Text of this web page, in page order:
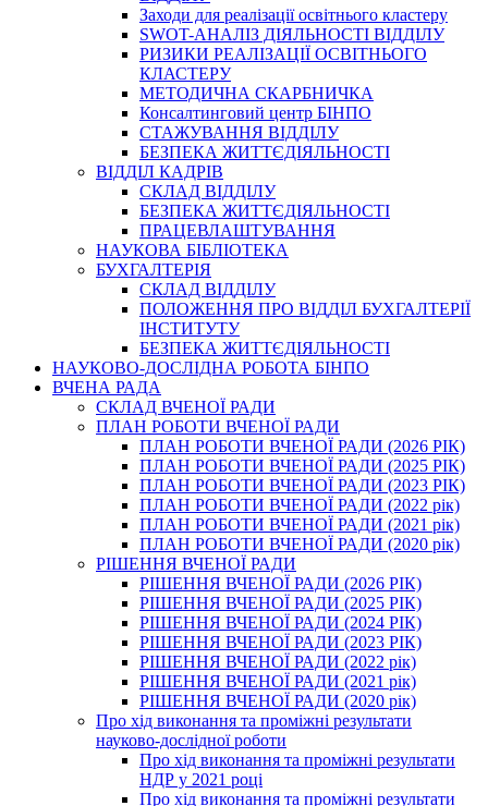
Заходи для реалізації освітнього кластеру
SWOT-АНАЛІЗ ДІЯЛЬНОСТІ ВІДДІЛУ
РИЗИКИ РЕАЛІЗАЦІЇ ОСВІТНЬОГО
КЛАСТЕРУ
МЕТОДИЧНА СКАРБНИЧКА
Консалтинговий центр БІНПО
СТАЖУВАННЯ ВІДДІЛУ
БЕЗПЕКА ЖИТТЄДІЯЛЬНОСТІ
ВІДДІЛ КАДРІВ
СКЛАД ВІДДІЛУ
БЕЗПЕКА ЖИТТЄДІЯЛЬНОСТІ
ПРАЦЕВЛАШТУВАННЯ
НАУКОВА БІБЛІОТЕКА
БУХГАЛТЕРІЯ
СКЛАД ВІДДІЛУ
ПОЛОЖЕННЯ ПРО ВІДДІЛ БУХГАЛТЕРІЇ
ІНСТИТУТУ
БЕЗПЕКА ЖИТТЄДІЯЛЬНОСТІ
НАУКОВО-ДОСЛІДНА РОБОТА БІНПО
ВЧЕНА РАДА
СКЛАД ВЧЕНОЇ РАДИ
ПЛАН РОБОТИ ВЧЕНОЇ РАДИ
ПЛАН РОБОТИ ВЧЕНОЇ РАДИ (2026 РІК)
ПЛАН РОБОТИ ВЧЕНОЇ РАДИ (2025 РІК)
ПЛАН РОБОТИ ВЧЕНОЇ РАДИ (2023 РІК)
ПЛАН РОБОТИ ВЧЕНОЇ РАДИ (2022 рік)
ПЛАН РОБОТИ ВЧЕНОЇ РАДИ (2021 рік)
ПЛАН РОБОТИ ВЧЕНОЇ РАДИ (2020 рік)
РІШЕННЯ ВЧЕНОЇ РАДИ
РІШЕННЯ ВЧЕНОЇ РАДИ (2026 РІК)
РІШЕННЯ ВЧЕНОЇ РАДИ (2025 РІК)
РІШЕННЯ ВЧЕНОЇ РАДИ (2024 РІК)
РІШЕННЯ ВЧЕНОЇ РАДИ (2023 РІК)
РІШЕННЯ ВЧЕНОЇ РАДИ (2022 рік)
РІШЕННЯ ВЧЕНОЇ РАДИ (2021 рік)
РІШЕННЯ ВЧЕНОЇ РАДИ (2020 рік)
Про хід виконання та проміжні результати
науково-дослідної роботи
Про хід виконання та проміжні результати
НДР у 2021 році
Про хід виконання та проміжні результати